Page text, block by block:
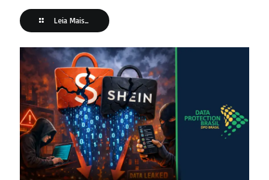
Leia Mais...